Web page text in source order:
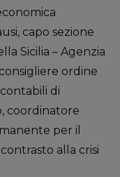
capo sezione
Sicilia – Agenzia
ordine
di
coordinatore
per il
alla crisi